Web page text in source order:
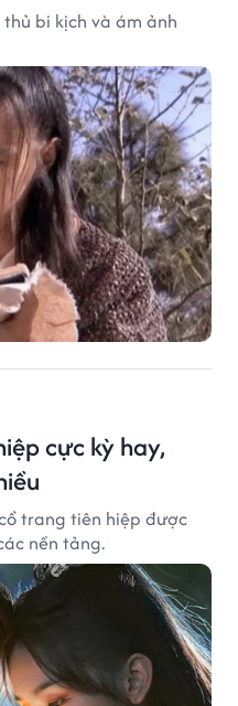
bi kịch và ám ảnh
cực kỳ hay,
trang tiên hiệp được
nền tảng.